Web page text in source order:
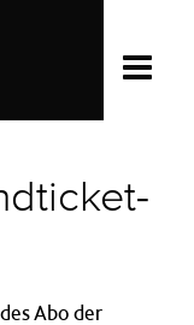
Abo der